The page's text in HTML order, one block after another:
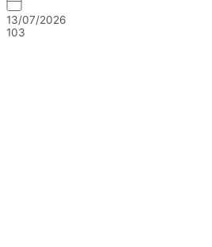
13/07/2026
103